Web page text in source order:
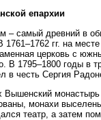
епархии
– самый древний в
гг. на
церковь с
В 1795–1800 годы в
в честь Сергия
Вышенский
монахи
театр, а затем